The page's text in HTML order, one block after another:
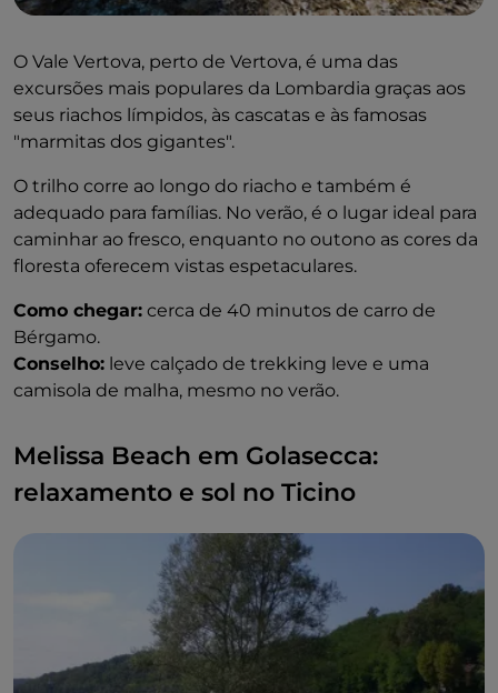
O Vale Vertova, perto de Vertova, é uma das
excursões mais populares da Lombardia graças aos
seus riachos límpidos, às cascatas e às famosas
"marmitas dos gigantes".
O trilho corre ao longo do riacho e também é
adequado para famílias. No verão, é o lugar ideal para
caminhar ao fresco, enquanto no outono as cores da
floresta oferecem vistas espetaculares.
Como chegar: cerca de 40 minutos de carro de
Bérgamo.
Conselho: leve calçado de trekking leve e uma
camisola de malha, mesmo no verão.
Melissa Beach em Golasecca:
relaxamento e sol no Ticino